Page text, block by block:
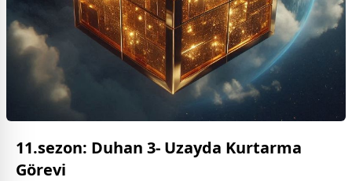
11.sezon: Duhan 3- Uzayda Kurtarma
Görevi